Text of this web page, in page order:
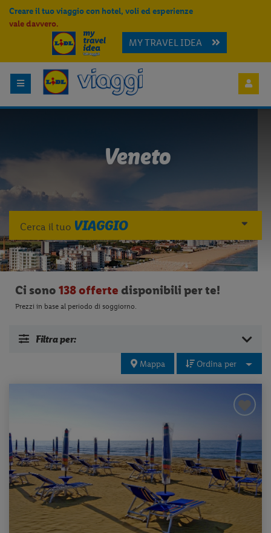
Creare il tuo viaggio con hotel, voli ed esperienze
vale davvero.
MY TRAVEL IDEA
Veneto
Cerca il tuo VIAGGIO
Ci sono138 offerte disponibili per te!
Prezzi in base al periodo di soggiorno.
Filtra per:
Mappa Ordina per